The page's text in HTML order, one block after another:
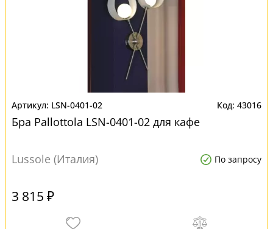
LSN-0401-02 43016
Бра Pallottola LSN-0401-02 для кафе
Lussole (Италия) По запросу
3 815 ₽